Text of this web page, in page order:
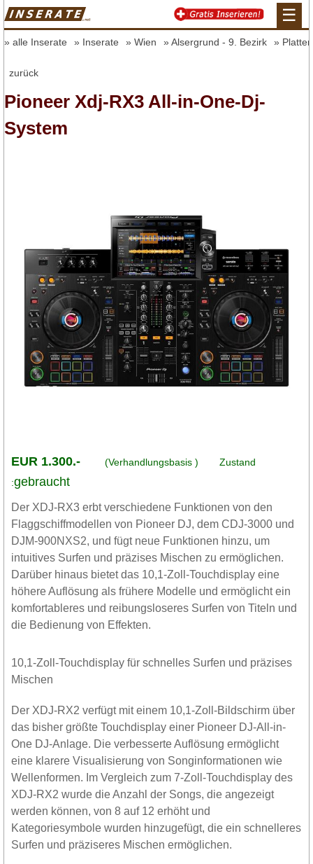
☰
alle Inserate Inserate Wien Alsergrund - 9. Bezirk
zurück
Pioneer Xdj-RX3 All-in-One-Dj-
System
EUR 1.300.- (Verhandlungsbasis )
Zustand
:gebraucht
Der XDJ-RX3 erbt verschiedene Funktionen von den
Flaggschiffmodellen von Pioneer DJ, dem CDJ-3000 und
DJM-900NXS2, und fügt neue Funktionen hinzu, um
intuitives Surfen und präzises Mischen zu ermöglichen.
Darüber hinaus bietet das 10,1-Zoll-Touchdisplay eine
höhere Auflösung als frühere Modelle und ermöglicht ein
komfortableres und reibungsloseres Surfen von Titeln und
die Bedienung von Effekten.
10,1-Zoll-Touchdisplay für schnelles Surfen und präzises
Mischen
Der XDJ-RX2 verfügt mit einem 10,1-Zoll-Bildschirm über
das bisher größte Touchdisplay einer Pioneer DJ-All-in-
One DJ-Anlage. Die verbesserte Auflösung ermöglicht
eine klarere Visualisierung von Songinformationen wie
Wellenformen. Im Vergleich zum 7-Zoll-Touchdisplay des
XDJ-RX2 wurde die Anzahl der Songs, die angezeigt
werden können, von 8 auf 12 erhöht und
Kategoriesymbole wurden hinzugefügt, die ein schnelleres
Surfen und präziseres Mischen ermöglichen.